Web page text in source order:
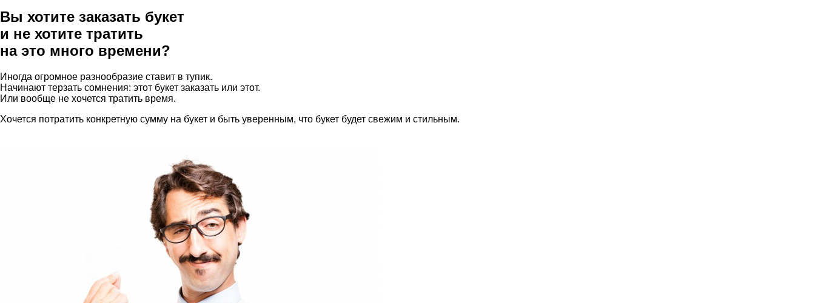
Вы хотите заказать букет
и не хотите тратить
на это много времени?
Иногда огромное разнообразие ставит в тупик.
Начинают терзать сомнения: этот букет заказать или этот.
Или вообще не хочется тратить время.
Хочется потратить конкретную сумму на букет и быть уверенным, что букет будет свежим и стильным.